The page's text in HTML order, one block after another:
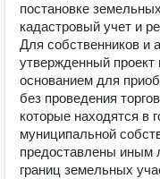
постановке
кадастровый учет и
Для собственников и
утвержденный проект
основанием для
без проведения
которые находятся в
муниципальной
предоставлены иным
границ земельных